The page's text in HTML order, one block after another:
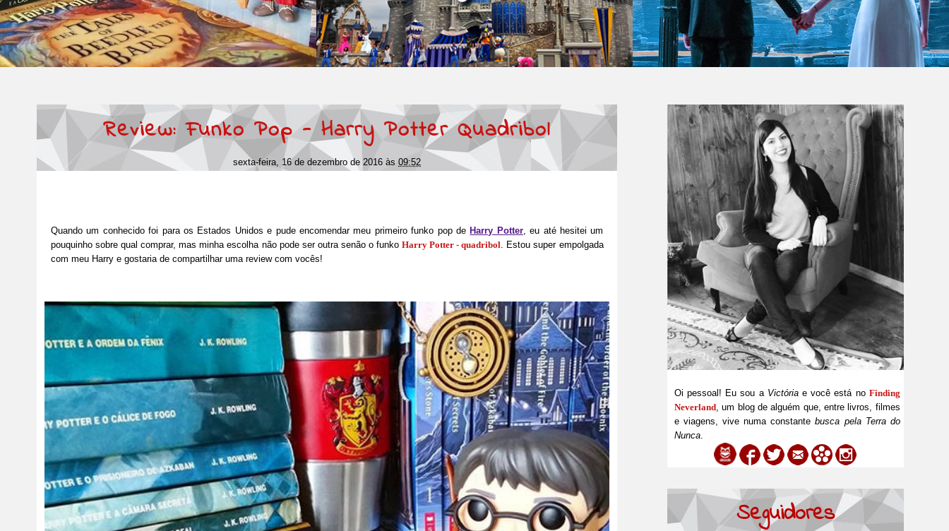
Review: Funko Pop - Harry Potter Quadribol
sexta-feira, 16 de dezembro de 2016às09:52
Quando um conhecido foi para os Estados Unidos e pude encomendar meu primeiro funko pop de Harry Potter, eu até hesitei um
pouquinho sobre qual comprar, mas minha escolha não pode ser outra senão o funkoHarry Potter - quadribol. Estou super empolgada
com meu Harry e gostaria de compartilhar uma review com vocês!
Oi pessoal! Eu sou a Victóriae você está no Finding
Neverland, um blog de alguém que, entre livros, filmes
e viagens, vive numa constantebusca pela Terra do
Nunca.
Seguidores